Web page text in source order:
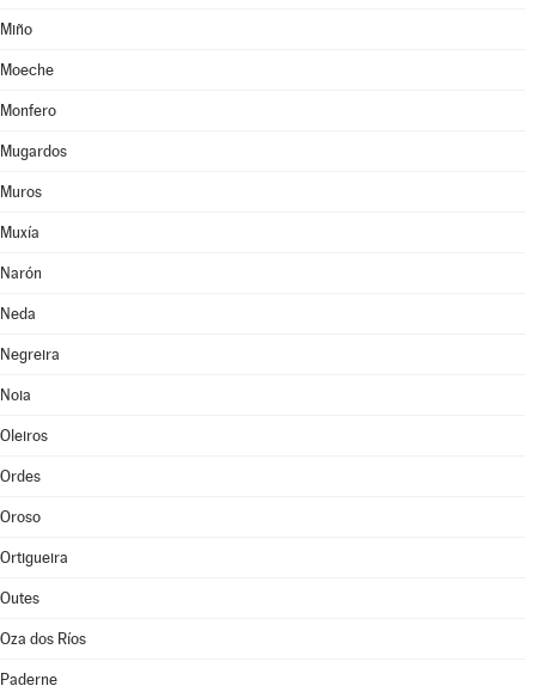
Miño
Moeche
Monfero
Mugardos
Muros
Muxía
Narón
Neda
Negreira
Noia
Oleiros
Ordes
Oroso
Ortigueira
Outes
Oza dos Ríos
Paderne